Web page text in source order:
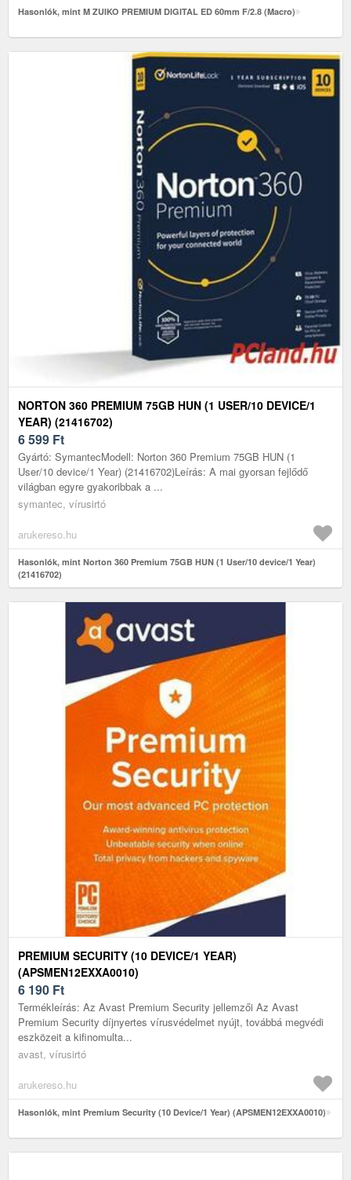
Hasonlók, mint M ZUIKO PREMIUM DIGITAL ED 60mm F/2.8 (Macro)
NORTON 360 PREMIUM 75GB HUN (1 USER/10 DEVICE/1
YEAR) (21416702)
6 599 Ft
Gyártó: SymantecModell: Norton 360 Premium 75GB HUN (1
User/10 device/1 Year) (21416702)Leírás: A mai gyorsan fejlődő
világban egyre gyakoribbak a ...
symantec, vírusirtó
arukereso.hu
Hasonlók, mint Norton 360 Premium 75GB HUN (1 User/10 device/1 Year)
(21416702)
PREMIUM SECURITY (10 DEVICE/1 YEAR)
(APSMEN12EXXA0010)
6 190 Ft
Termékleírás: Az Avast Premium Security jellemzői Az Avast
Premium Security díjnyertes vírusvédelmet nyújt, továbbá megvédi
eszközeit a kifinomulta...
avast, vírusirtó
arukereso.hu
Hasonlók, mint Premium Security (10 Device/1 Year) (APSMEN12EXXA0010)